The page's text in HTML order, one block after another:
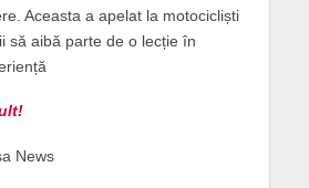
Aceasta a apelat la motocicliști
să aibă parte de o lecție în
News